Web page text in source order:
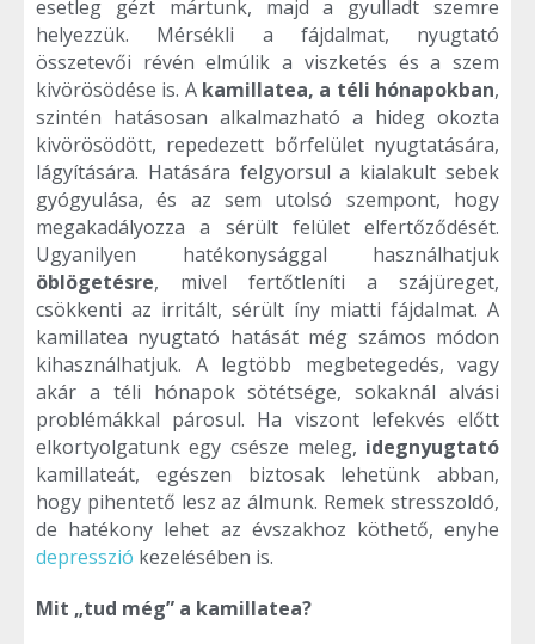
esetleg gézt mártunk, majd a gyulladt szemre
helyezzük. Mérsékli a fájdalmat, nyugtató
összetevői révén elmúlik a viszketés és a szem
kivörösödése is. A kamillatea, a téli hónapokban,
szintén hatásosan alkalmazható a hideg okozta
kivörösödött, repedezett bőrfelület nyugtatására,
lágyítására. Hatására felgyorsul a kialakult sebek
gyógyulása, és az sem utolsó szempont, hogy
megakadályozza a sérült felület elfertőződését.
Ugyanilyen hatékonysággal használhatjuk
öblögetésre, mivel fertőtleníti a szájüreget,
csökkenti az irritált, sérült íny miatti fájdalmat. A
kamillatea nyugtató hatását még számos módon
kihasználhatjuk. A legtöbb megbetegedés, vagy
akár a téli hónapok sötétsége, sokaknál alvási
problémákkal párosul. Ha viszont lefekvés előtt
elkortyolgatunk egy csésze meleg, idegnyugtató
kamillateát, egészen biztosak lehetünk abban,
hogy pihentető lesz az álmunk. Remek stresszoldó,
de hatékony lehet az évszakhoz köthető, enyhe
depresszió kezelésében is.
Mit „tud még” a kamillatea?